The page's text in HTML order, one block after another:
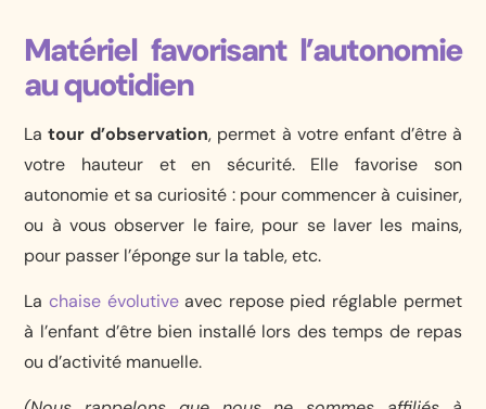
Matériel favorisant l’autonomie
au quotidien
Latour d’observation, permet à votre enfant d’être à
votre hauteur et en sécurité. Elle favorise son
autonomie et sa curiosité : pour commencer à cuisiner,
ou à vous observer le faire, pour se laver les mains,
pour passer l’éponge sur la table, etc.
Lachaise évolutiveavec repose pied réglable permet
à l’enfant d’être bien installé lors des temps de repas
ou d’activité manuelle.